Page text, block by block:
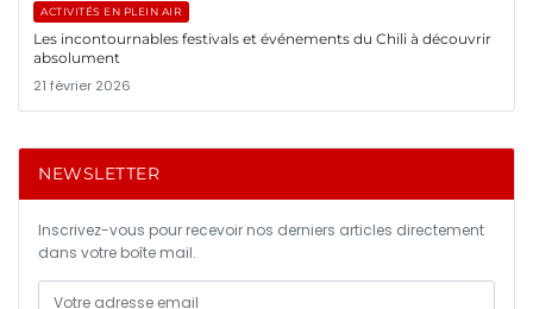
ACTIVITÉS EN PLEIN AIR
Les incontournables festivals et événements du Chili à découvrir
absolument
21 février 2026
NEWSLETTER
Inscrivez-vous pour recevoir nos derniers articles directement
dans votre boîte mail.